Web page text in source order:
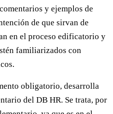
y ejemplos de
de que sirvan de
en el proceso edificatorio y
familiarizados con
obligatorio, desarrolla
del DB HR. Se trata, por